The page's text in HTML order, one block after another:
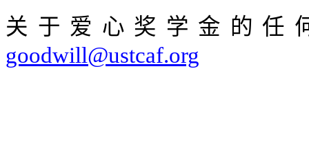
关于爱心奖学金的任
goodwill@ustcaf.org